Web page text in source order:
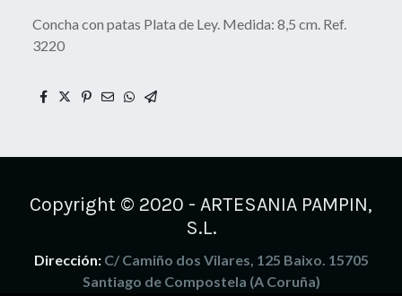
Concha con patas Plata de Ley. Medida: 8,5 cm. Ref.
3220
Copyright © 2020 - ARTESANIA PAMPIN,
S.L.
Dirección: C/ Camiño dos Vilares, 125 Baixo. 15705
Santiago de Compostela (A Coruña)